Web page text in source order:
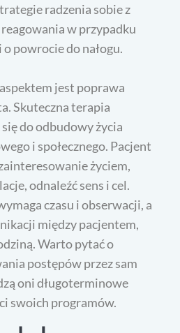
radzenia sobie z
w przypadku
powrocie do nałogu.
jest poprawa
Skuteczna terapia
do odbudowy życia
i społecznego. Pacjent
życiem,
odnaleźć sens i cel.
czasu i obserwacji, a
między pacjentem,
Warto pytać o
postępów przez sam
oni długoterminowe
swoich programów.